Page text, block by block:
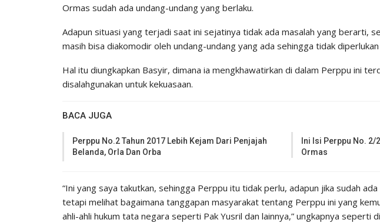
Ormas sudah ada undang-undang yang berlaku.
Adapun situasi yang terjadi saat ini sejatinya tidak ada masalah yang berarti,
masih bisa diakomodir oleh undang-undang yang ada sehingga tidak
Hal itu diungkapkan Basyir, dimana ia mengkhawatirkan di dalam Perppu ini
disalahgunakan untuk kekuasaan.
BACA JUGA
Perppu No.2 Tahun 2017 Lebih Kejam Dari Penjajah
Belanda, Orla Dan Orba
Ini Isi Perppu No. 2/
Ormas
“Ini yang saya takutkan, sehingga Perppu itu tidak perlu, adapun jika sudah
tetapi melihat bagaimana tanggapan masyarakat tentang Perppu ini yang
ahli-ahli hukum tata negara seperti Pak Yusril dan lainnya,” ungkapnya seperti